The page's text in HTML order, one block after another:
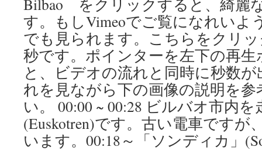
Bilbao をクリックすると、綺麗
す。もしVimeoでご覧になれいよ
でも見られます。こちらをクリ
秒です。ポインターを左下の再
と、ビデオの流れと同時に秒数
れを見ながら下の画像の説明を
い。 00:00 ~ 00:28 ビルバオ市内
(Euskotren)です。古い電車ですが
います。00:18～「ソンディカ」